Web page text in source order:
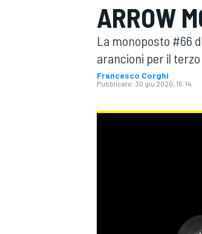
MOTOGP
ARROW
La monoposto #66
arancioni per il terzo
Francesco Corghi
Pubblicato: 30 giu 2020, 15:14